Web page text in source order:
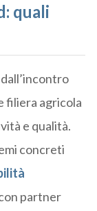
quali
filiera agricola
e qualità.
concreti
partner